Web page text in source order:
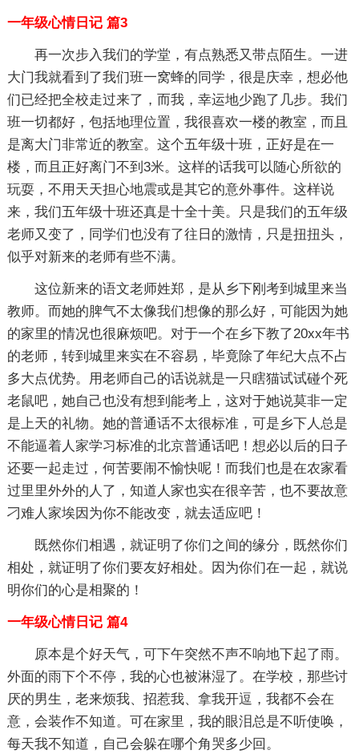
一年级心情日记 篇3
再一次步入我们的学堂，有点熟悉又带点陌生。一进
大门我就看到了我们班一窝蜂的同学，很是庆幸，想必他
们已经把全校走过来了，而我，幸运地少跑了几步。我们
班一切都好，包括地理位置，我很喜欢一楼的教室，而且
是离大门非常近的教室。这个五年级十班，正好是在一
楼，而且正好离门不到3米。这样的话我可以随心所欲的
玩耍，不用天天担心地震或是其它的意外事件。这样说
来，我们五年级十班还真是十全十美。只是我们的五年级
老师又变了，同学们也没有了往日的激情，只是扭扭头，
似乎对新来的老师有些不满。
这位新来的语文老师姓郑，是从乡下刚考到城里来当
教师。而她的脾气不太像我们想像的那么好，可能因为她
的家里的情况也很麻烦吧。对于一个在乡下教了20xx年书
的老师，转到城里来实在不容易，毕竟除了年纪大点不占
多大点优势。用老师自己的话说就是一只瞎猫试试碰个死
老鼠吧，她自己也没有想到能考上，这对于她说莫非一定
是上天的礼物。她的普通话不太很标准，可是乡下人总是
不能逼着人家学习标准的北京普通话吧！想必以后的日子
还要一起走过，何苦要闹不愉快呢！而我们也是在农家看
过里里外外的人了，知道人家也实在很辛苦，也不要故意
刁难人家埃因为你不能改变，就去适应吧！
既然你们相遇，就证明了你们之间的缘分，既然你们
相处，就证明了你们要友好相处。因为你们在一起，就说
明你们的心是相聚的！
一年级心情日记 篇4
原本是个好天气，可下午突然不声不响地下起了雨。
外面的雨下个不停，我的心也被淋湿了。在学校，那些讨
厌的男生，老来烦我、招惹我、拿我开逗，我都不会在
意，会装作不知道。可在家里，我的眼泪总是不听使唤，
每天我不知道，自己会躲在哪个角哭多少回。